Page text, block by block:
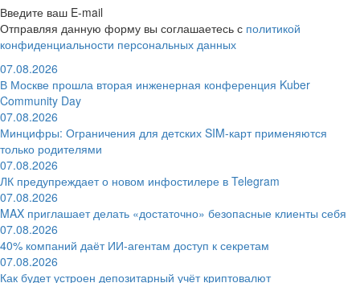
Введите ваш E-mail
Отправляя данную форму вы соглашаетесь с политикой
конфиденциальности персональных данных
07.08.2026
В Москве прошла вторая инженерная конференция Kuber
Community Day
07.08.2026
Минцифры: Ограничения для детских SIM-карт применяются
только родителями
07.08.2026
ЛК предупреждает о новом инфостилере в Telegram
07.08.2026
MAX приглашает делать «достаточно» безопасные клиенты себя
07.08.2026
40% компаний даёт ИИ‑агентам доступ к секретам
07.08.2026
Как будет устроен депозитарный учёт криптовалют